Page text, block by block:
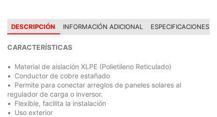
DESCRIPCIÓN INFORMACIÓN ADICIONAL ESPECIFICACIONES
CARACTERÍSTICAS
Material de aislación XLPE (Polietileno Reticulado)
Conductor de cobre estañado
Permite para conectar arreglos de paneles solares al
regulador de carga o inversor.
Flexible, facilita la instalación
Uso exterior